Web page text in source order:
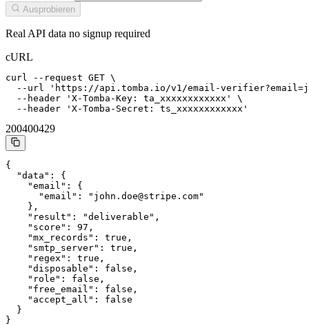
Ausprobieren
Real API data no signup required
cURL
curl --request GET \
--url 'https://api.tomba.io/v1/email-
  --header 'X-Tomba-Key: ta_xxxxxxxxxxxx' \
  --header 'X-Tomba-Secret: ts_xxxxxxxxxxxx'
200400429
{
  "data": {
    "email": {
      "email": "john.doe@stripe.com"
    },
    "result": "deliverable",
    "score": 97,
    "mx_records": true,
    "smtp_server": true,
    "regex": true,
    "disposable": false,
    "role": false,
    "free_email": false,
    "accept_all": false
  }
}